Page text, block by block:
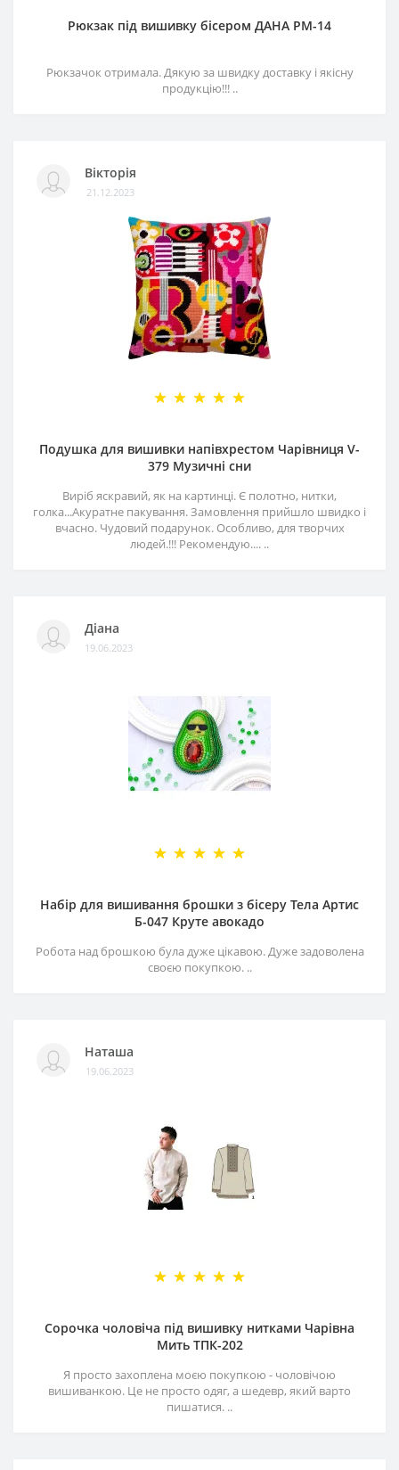
Рюкзак під вишивку бісером ДАНА РМ-14
Рюкзачок отримала. Дякую за швидку доставку і якісну
продукцію!!! ..
Вікторія
21.12.2023
Подушка для вишивки напівхрестом Чарівниця V-
379 Музичні сни
Виріб яскравий, як на картинці. Є полотно, нитки,
голка...Акуратне пакування. Замовлення прийшло швидко і
вчасно. Чудовий подарунок. Особливо, для творчих
людей.!!! Рекомендую.... ..
Діана
19.06.2023
Набір для вишивання брошки з бісеру Тела Артис
Б-047 Круте авокадо
Робота над брошкою була дуже цікавою. Дуже задоволена
своєю покупкою. ..
Наташа
19.06.2023
Сорочка чоловіча під вишивку нитками Чарівна
Мить ТПК-202
Я просто захоплена моєю покупкою - чоловічою
вишиванкою. Це не просто одяг, а шедевр, який варто
пишатися. ..